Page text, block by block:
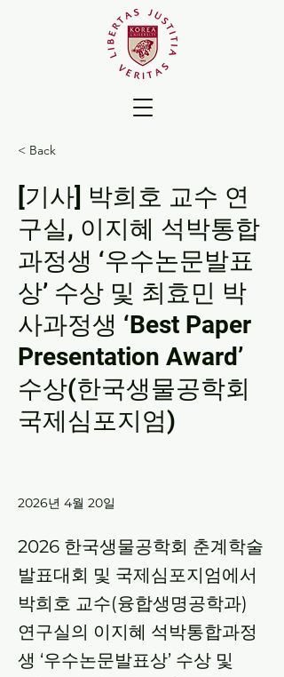
< Back
[기사] 박희호 교수 연
구실, 이지혜 석박통합
과정생 ‘우수논문발표
상’ 수상 및 최효민 박
사과정생 ‘Best Paper
Presentation Award’
수상(한국생물공학회
국제심포지엄)
2026년 4월 20일
2026 한국생물공학회 춘계학술
발표대회 및 국제심포지엄에서
박희호 교수(융합생명공학과)
연구실의 이지혜 석박통합과정
생 ‘우수논문발표상’ 수상 및